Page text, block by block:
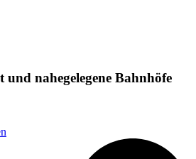
nahegelegene Bahnhöfe